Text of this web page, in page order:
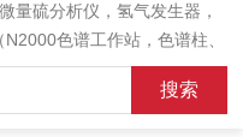
量硫分析仪，氢气发生器，
色谱工作站，色谱柱、
，热解析仪，紫外分光光度
谱仪，分析天平等常规实验